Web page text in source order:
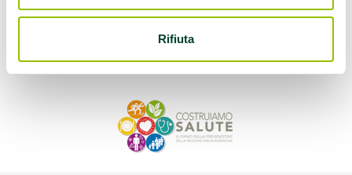
Rifiuta